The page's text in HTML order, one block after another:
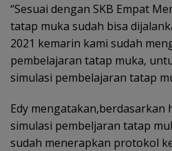
“Sesuai dengan SKB Empat
tatap muka sudah bisa
2021 kemarin kami sudah
pembelajaran tatap muka,
simulasi pembelajaran tatap
Edy mengatakan,berdasarkan
simulasi pembeljaran tatap
sudah menerapkan protokol